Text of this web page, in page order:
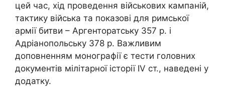
цей час, хід проведення військових кампаній,
тактику війська та показові для римської
армії битви – Аргенторатську 357 р. і
Адріанопольську 378 р. Важливим
доповненням монографії є тести головних
документів мілітарної історії IV ст., наведені у
додатку.